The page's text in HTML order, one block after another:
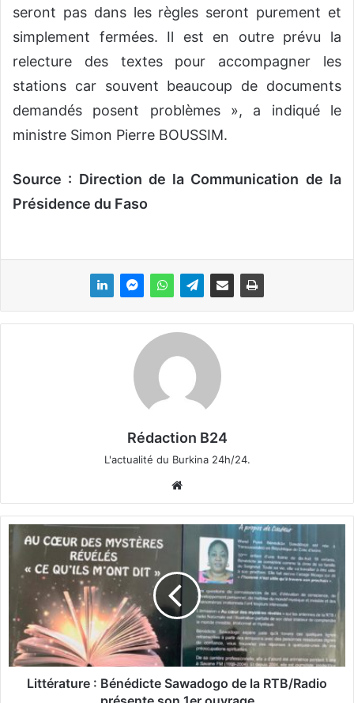
seront pas dans les règles seront purement et
simplement fermées. Il est en outre prévu la
relecture des textes pour accompagner les
stations car souvent beaucoup de documents
demandés posent problèmes », a indiqué le
ministre Simon Pierre BOUSSIM.
Source : Direction de la Communication de la
Présidence du Faso
Rédaction B24
L'actualité du Burkina 24h/24.
bsi
te
L
u
Littérature : Bénédicte Sawadogo de la RTB/Radio